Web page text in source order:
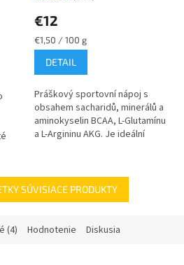
€12
Jednotková
cena:
€1,50 / 100 g
DETAIL
Práškový sportovní nápoj s
obsahem sacharidů, minerálů a
aminokyselin BCAA, L-Glutamínu
a L-Argininu AKG. Je ideální
SÚVISIACE PRODUKTY
(4) Hodnotenie Diskusia